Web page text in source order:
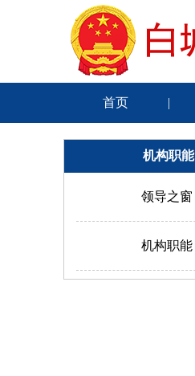
首页 |
机构职能
领导之窗
机构职能